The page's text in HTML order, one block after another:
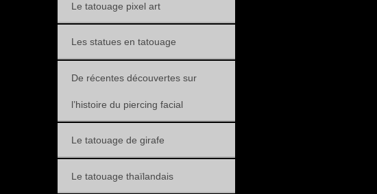
Le tatouage pixel art
Les statues en tatouage
De récentes découvertes sur
l’histoire du piercing facial
Le tatouage de girafe
Le tatouage thaïlandais